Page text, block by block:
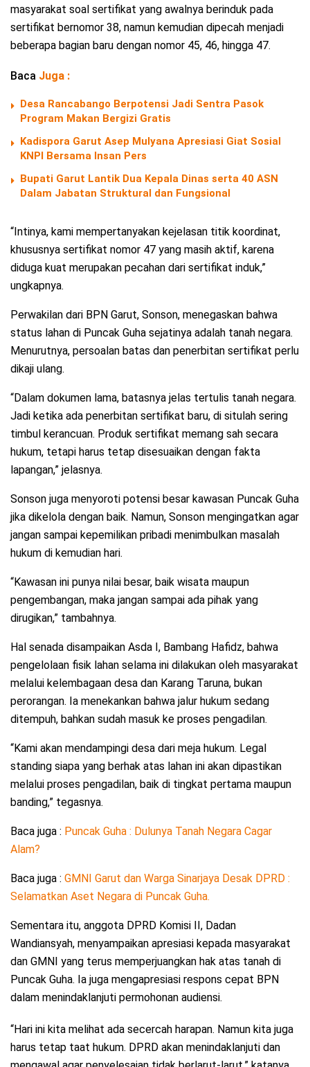
masyarakat soal sertifikat yang awalnya berinduk pada
sertifikat bernomor 38, namun kemudian dipecah menjadi
beberapa bagian baru dengan nomor 45, 46, hingga 47.
Baca Juga :
Desa Rancabango Berpotensi Jadi Sentra Pasok
Program Makan Bergizi Gratis
Kadispora Garut Asep Mulyana Apresiasi Giat Sosial
KNPI Bersama Insan Pers
Bupati Garut Lantik Dua Kepala Dinas serta 40 ASN
Dalam Jabatan Struktural dan Fungsional
“Intinya, kami mempertanyakan kejelasan titik koordinat,
khususnya sertifikat nomor 47 yang masih aktif, karena
diduga kuat merupakan pecahan dari sertifikat induk,”
ungkapnya.
Perwakilan dari BPN Garut, Sonson, menegaskan bahwa
status lahan di Puncak Guha sejatinya adalah tanah negara.
Menurutnya, persoalan batas dan penerbitan sertifikat perlu
dikaji ulang.
“Dalam dokumen lama, batasnya jelas tertulis tanah negara.
Jadi ketika ada penerbitan sertifikat baru, di situlah sering
timbul kerancuan. Produk sertifikat memang sah secara
hukum, tetapi harus tetap disesuaikan dengan fakta
lapangan,” jelasnya.
Sonson juga menyoroti potensi besar kawasan Puncak Guha
jika dikelola dengan baik. Namun, Sonson mengingatkan agar
jangan sampai kepemilikan pribadi menimbulkan masalah
hukum di kemudian hari.
“Kawasan ini punya nilai besar, baik wisata maupun
pengembangan, maka jangan sampai ada pihak yang
dirugikan,” tambahnya.
Hal senada disampaikan Asda I, Bambang Hafidz, bahwa
pengelolaan fisik lahan selama ini dilakukan oleh masyarakat
melalui kelembagaan desa dan Karang Taruna, bukan
perorangan. Ia menekankan bahwa jalur hukum sedang
ditempuh, bahkan sudah masuk ke proses pengadilan.
“Kami akan mendampingi desa dari meja hukum. Legal
standing siapa yang berhak atas lahan ini akan dipastikan
melalui proses pengadilan, baik di tingkat pertama maupun
banding,” tegasnya.
Baca juga : Puncak Guha : Dulunya Tanah Negara Cagar
Alam?
Baca juga : GMNI Garut dan Warga Sinarjaya Desak DPRD :
Selamatkan Aset Negara di Puncak Guha.
Sementara itu, anggota DPRD Komisi II, Dadan
Wandiansyah, menyampaikan apresiasi kepada masyarakat
dan GMNI yang terus memperjuangkan hak atas tanah di
Puncak Guha. Ia juga mengapresiasi respons cepat BPN
dalam menindaklanjuti permohonan audiensi.
“Hari ini kita melihat ada secercah harapan. Namun kita juga
harus tetap taat hukum. DPRD akan menindaklanjuti dan